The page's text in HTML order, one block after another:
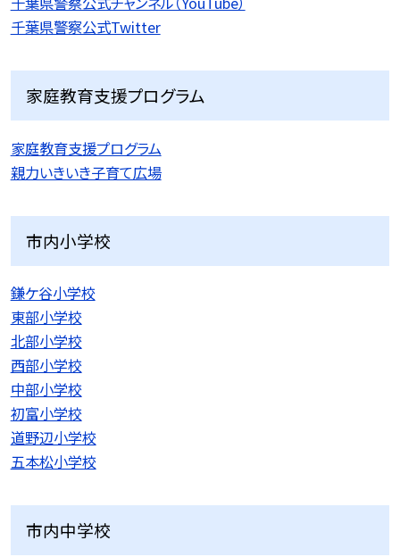
千葉県警察公式Twitter
家庭教育支援プログラム
家庭教育支援プログラム
親力いきいき子育て広場
市内小学校
鎌ケ谷小学校
東部小学校
北部小学校
西部小学校
中部小学校
初富小学校
道野辺小学校
五本松小学校
市内中学校